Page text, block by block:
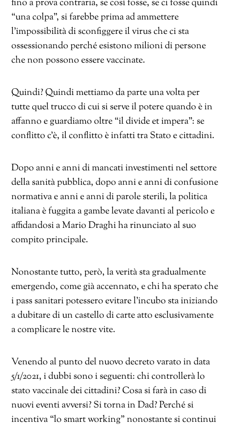
fino a prova contraria, se così fosse, se ci fosse quindi
“una colpa”, si farebbe prima ad ammettere
l’impossibilità di sconfiggere il virus che ci sta
ossessionando perché esistono milioni di persone
che non possono essere vaccinate.
Quindi? Quindi mettiamo da parte una volta per
tutte quel trucco di cui si serve il potere quando è in
affanno e guardiamo oltre “il divide et impera”: se
conflitto c’è, il conflitto è infatti tra Stato e cittadini.
Dopo anni e anni di mancati investimenti nel settore
della sanità pubblica, dopo anni e anni di confusione
normativa e anni e anni di parole sterili, la politica
italiana è fuggita a gambe levate davanti al pericolo e
affidandosi a Mario Draghi ha rinunciato al suo
compito principale.
Nonostante tutto, però, la verità sta gradualmente
emergendo, come già accennato, e chi ha sperato che
i pass sanitari potessero evitare l’incubo sta iniziando
a dubitare di un castello di carte atto esclusivamente
a complicare le nostre vite.
Venendo al punto del nuovo decreto varato in data
5/1/2021, i dubbi sono i seguenti: chi controllerà lo
stato vaccinale dei cittadini? Cosa si farà in caso di
nuovi eventi avversi? Si torna in Dad? Perché si
incentiva “lo smart working” nonostante si continui